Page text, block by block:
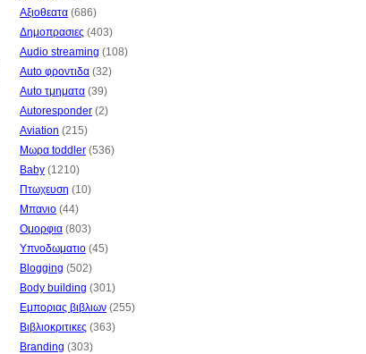
Αξιοθεατα (686)
Δημοπρασιες (403)
Audio streaming (108)
Auto φροντιδα (32)
Auto τμηματα (39)
Autoresponder (2)
Aviation (215)
Μωρα toddler (536)
Baby (1210)
Πτωχευση (10)
Μπανιο (44)
Ομορφια (803)
Υπνοδωματιο (45)
Blogging (502)
Body building (301)
Εμποριας βιβλιων (255)
Βιβλιοκριτικες (363)
Branding (303)